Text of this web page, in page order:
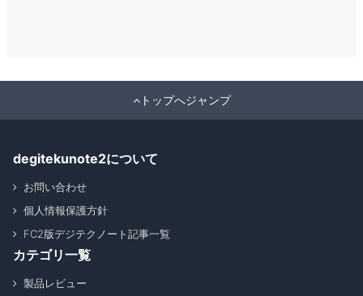
トップへジャンプ
degitekunote2について
お問い合わせ
個人情報保護方針
FC2版デジテクノート記事一覧
カテゴリ一覧
製品レビュー